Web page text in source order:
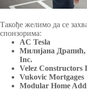
Такође желимо да се
спонзорима:
АC Tesla
Милијана Драпић,
Inc.
Velez Constructors
Vukovic Mortgages
Modular Home